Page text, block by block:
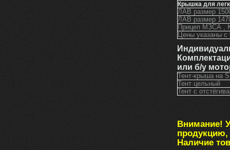
Крышка для
ЛАВ размер
ЛАВ размер
Прицеп МЗСА
Цены указаны с
или б/у
Тент-
Тент цельный
Тент с
Внимание!
продукцию,
Наличие